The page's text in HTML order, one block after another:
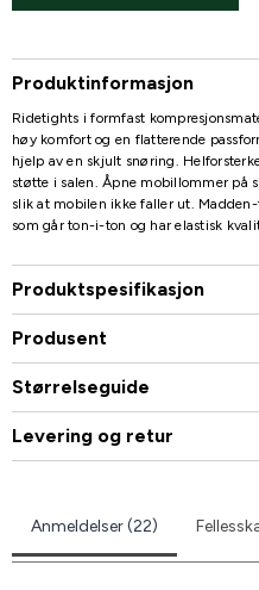
Produktinformasjon
Ridetights i formfast
høy komfort og en flatterende
hjelp av en skjult snøring.
støtte i salen. Åpne mobillommer på
slik at mobilen ikke faller ut.
som går ton-i-ton og har elastisk
Produktspesifikasjon
Produsent
Størrelseguide
Levering og retur
Anmeldelser (22)